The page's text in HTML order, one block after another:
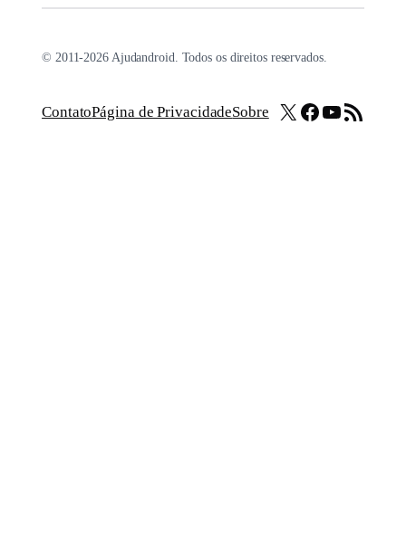
© 2011-2026 Ajudandroid. Todos os direitos reservados.
ContatoPágina de PrivacidadeSobre X Facebook
Youtube
Feed RSS